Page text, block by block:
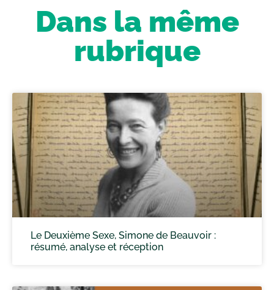
Dans la même
rubrique
Le Deuxième Sexe, Simone de Beauvoir :
résumé, analyse et réception